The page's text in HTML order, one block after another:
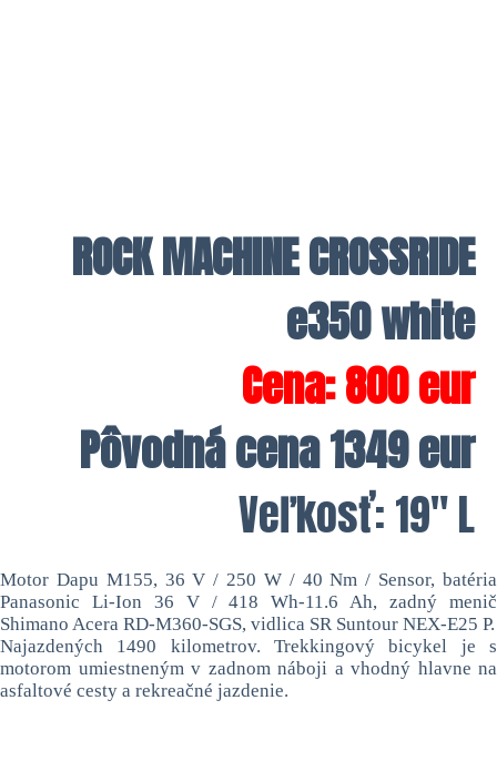
ROCK MACHINE CROSSRIDE
e350 white
Cena: 800 eur
Pôvodná cena 1349 eur
Veľkosť: 19″ L
Motor Dapu M155, 36 V / 250 W / 40 Nm / Sensor, batéria
Panasonic Li-Ion 36 V / 418 Wh-11.6 Ah, zadný menič
Shimano Acera RD-M360-SGS, vidlica SR Suntour NEX-E25 P.
Najazdených 1490 kilometrov. Trekkingový bicykel je s
motorom umiestneným v zadnom náboji a vhodný hlavne na
asfaltové cesty a rekreačné jazdenie.